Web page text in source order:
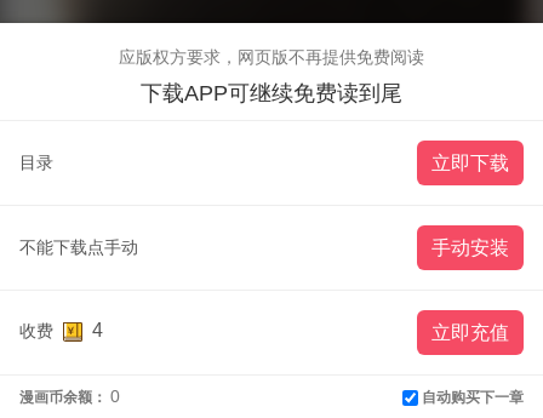
应版权方要求，网页版不再提供免费阅读
下载APP可继续免费读到尾
目录 立即下载
不能下载点手动 手动安装
收费 4 立即充值
漫画币余额： 0 自动购买下一章